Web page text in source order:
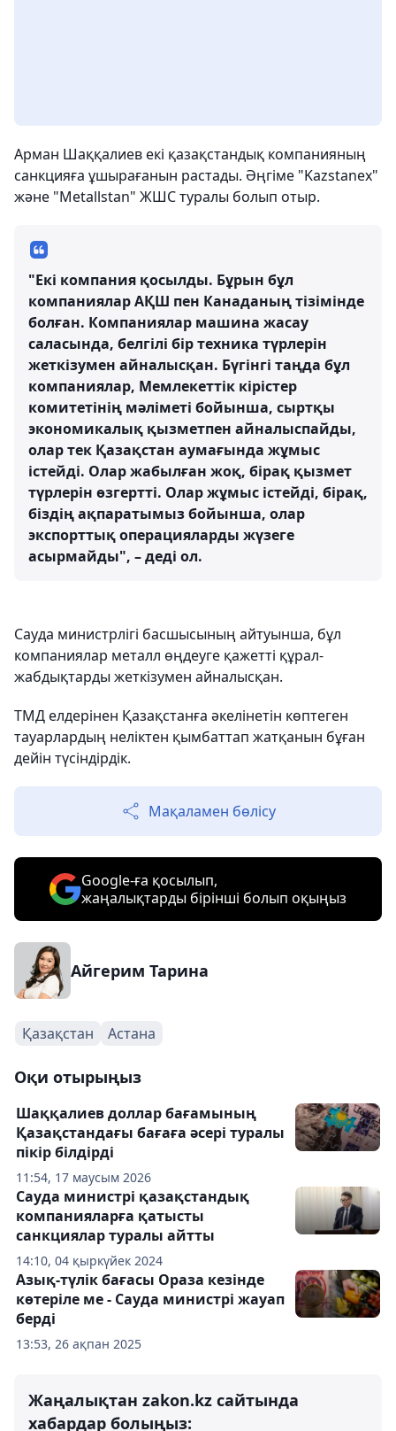
Арман Шаққалиев екі қазақстандық компанияның
санкцияға ұшырағанын растады. Әңгіме "Kazstanex"
және "Metallstan" ЖШС туралы болып отыр.
"Екі компания қосылды. Бұрын бұл
компаниялар АҚШ пен Канаданың тізімінде
болған. Компаниялар машина жасау
саласында, белгілі бір техника түрлерін
жеткізумен айналысқан. Бүгінгі таңда бұл
компаниялар, Мемлекеттік кірістер
комитетінің мәліметі бойынша, сыртқы
экономикалық қызметпен айналыспайды,
олар тек Қазақстан аумағында жұмыс
істейді. Олар жабылған жоқ, бірақ қызмет
түрлерін өзгертті. Олар жұмыс істейді, бірақ,
біздің ақпаратымыз бойынша, олар
экспорттық операцияларды жүзеге
асырмайды", – деді ол.
Сауда министрлігі басшысының айтуынша, бұл
компаниялар металл өңдеуге қажетті құрал-
жабдықтарды жеткізумен айналысқан.
ТМД елдерінен Қазақстанға әкелінетін көптеген
тауарлардың неліктен қымбаттап жатқанын бұған
дейін түсіндірдік.
Мақаламен бөлісу
Google-ға қосылып,
жаңалықтарды бірінші болып оқыңыз
Айгерим Тарина
Қазақстан Астана
Оқи отырыңыз
11:54, 17 маусым 2026
Шаққалиев доллар бағамының
Қазақстандағы бағаға әсері туралы
пікір білдірді
14:10, 04 қыркүйек 2024
Сауда министрі қазақстандық
компанияларға қатысты
санкциялар туралы айтты
13:53, 26 ақпан 2025
Азық-түлік бағасы Ораза кезінде
көтеріле ме - Сауда министрі жауап
берді
Жаңалықтан zakon.kz сайтында
хабардар болыңыз: